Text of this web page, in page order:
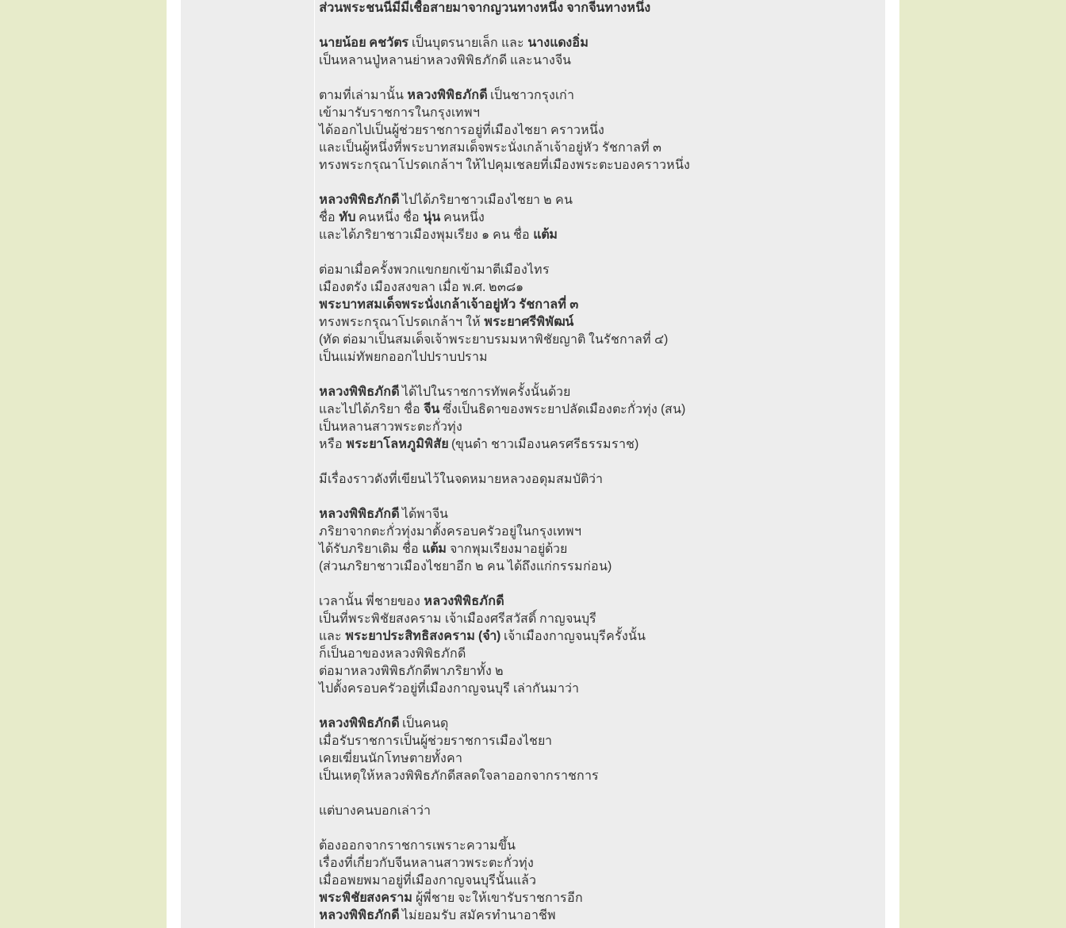
ส่วนพระชนนีมีมีเชื้อสายมาจากญวนทางหนึ่ง จากจีนทางหนึ่ง
นายน้อย คชวัตร เป็นบุตรนายเล็ก และ นางแดงอิ่ม
เป็นหลานปู่หลานย่าหลวงพิพิธภักดี และนางจีน
ตามที่เล่ามานั้น หลวงพิพิธภักดี เป็นชาวกรุงเก่า
เข้ามารับราชการในกรุงเทพฯ
ได้ออกไปเป็นผู้ช่วยราชการอยู่ที่เมืองไชยา คราวหนึ่ง
และเป็นผู้หนึ่งที่พระบาทสมเด็จพระนั่งเกล้าเจ้าอยู่หัว รัชกาลที่ ๓
ทรงพระกรุณาโปรดเกล้าฯ ให้ไปคุมเชลยที่เมืองพระตะบองคราวหนึ่ง
หลวงพิพิธภักดีไปได้ภริยาชาวเมืองไชยา ๒ คน
ชื่อ ทับ คนหนึ่ง ชื่อ นุ่นคนหนึ่ง
และได้ภริยาชาวเมืองพุมเรียง ๑ คน ชื่อ แต้ม
ต่อมาเมื่อครั้งพวกแขกยกเข้ามาตีเมืองไทร
เมืองตรัง เมืองสงขลา เมื่อ พ.ศ. ๒๓๘๑
พระบาทสมเด็จพระนั่งเกล้าเจ้าอยู่หัว รัชกาลที่ ๓
ทรงพระกรุณาโปรดเกล้าฯ ให้ พระยาศรีพิพัฒน์
(ทัด ต่อมาเป็นสมเด็จเจ้าพระยาบรมมหาพิชัยญาติ ในรัชกาลที่ ๔)
เป็นแม่ทัพยกออกไปปราบปราม
หลวงพิพิธภักดีได้ไปในราชการทัพครั้งนั้นด้วย
และไปได้ภริยา ชื่อ จีนซึ่งเป็นธิดาของพระยาปลัดเมืองตะกั่วทุ่ง (สน)
เป็นหลานสาวพระตะกั่วทุ่ง
หรือ พระยาโลหภูมิพิสัย (ขุนดำ ชาวเมืองนครศรีธรรมราช)
มีเรื่องราวดังที่เขียนไว้ในจดหมายหลวงอดุมสมบัติว่า
หลวงพิพิธภักดีได้พาจีน
ภริยาจากตะกั่วทุ่งมาตั้งครอบครัวอยู่ในกรุงเทพฯ
ได้รับภริยาเดิม ชื่อ แต้ม จากพุมเรียงมาอยู่ด้วย
(ส่วนภริยาชาวเมืองไชยาอีก ๒ คน ได้ถึงแก่กรรมก่อน)
เวลานั้น พี่ชายของ หลวงพิพิธภักดี
เป็นที่พระพิชัยสงคราม เจ้าเมืองศรีสวัสดิ์ กาญจนบุรี
และ พระยาประสิทธิสงคราม (จำ) เจ้าเมืองกาญจนบุรีครั้งนั้น
ก็เป็นอาของหลวงพิพิธภักดี
ต่อมาหลวงพิพิธภักดีพาภริยาทั้ง ๒
ไปตั้งครอบครัวอยู่ที่เมืองกาญจนบุรี เล่ากันมาว่า
หลวงพิพิธภักดี เป็นคนดุ
เมื่อรับราชการเป็นผู้ช่วยราชการเมืองไชยา
เคยเฆี่ยนนักโทษตายทั้งคา
เป็นเหตุให้หลวงพิพิธภักดีสลดใจลาออกจากราชการ
แต่บางคนบอกเล่าว่า
ต้องออกจากราชการเพราะความขึ้น
เรื่องที่เกี่ยวกับจีนหลานสาวพระตะกั่วทุ่ง
เมื่ออพยพมาอยู่ที่เมืองกาญจนบุรีนั้นแล้ว
พระพิชัยสงคราม ผู้พี่ชาย จะให้เขารับราชการอีก
หลวงพิพิธภักดีไม่ยอมรับ สมัครทำนาอาชีพ